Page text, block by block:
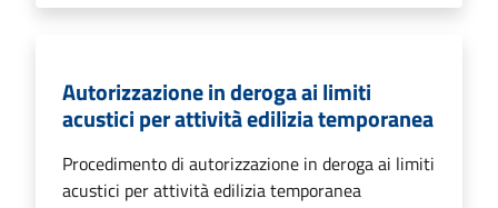
Autorizzazione in deroga ai limiti
acustici per attività edilizia temporanea
Procedimento di autorizzazione in deroga ai limiti
acustici per attività edilizia temporanea